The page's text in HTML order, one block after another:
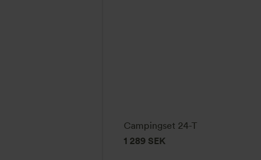
Campingset 24-T
1 289 SEK